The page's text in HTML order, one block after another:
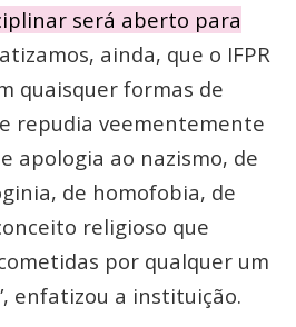
será aberto para
ainda, que o IFPR
quaisquer formas de
repudia veementemente
apologia ao nazismo, de
de homofobia, de
religioso que
por qualquer um
enfatizou a instituição.